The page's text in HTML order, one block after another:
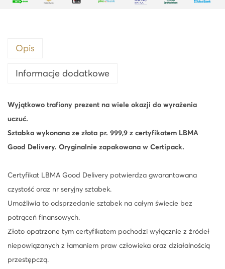
Opis
Informacje dodatkowe
Wyjątkowo trafiony prezent na wiele okazji do wyrażenia
uczuć.
Sztabka wykonana ze złota pr. 999,9 z certyfikatem LBMA
Good Delivery. Oryginalnie zapakowana w Certipack.
Certyfikat LBMA Good Delivery potwierdza gwarantowana
czystość oraz nr seryjny sztabek.
Umożliwia to odsprzedanie sztabek na całym świecie bez
potrąceń finansowych.
Złoto opatrzone tym certyfikatem pochodzi wyłącznie z źródeł
niepowiązanych z łamaniem praw człowieka oraz działalnością
przestępczą.